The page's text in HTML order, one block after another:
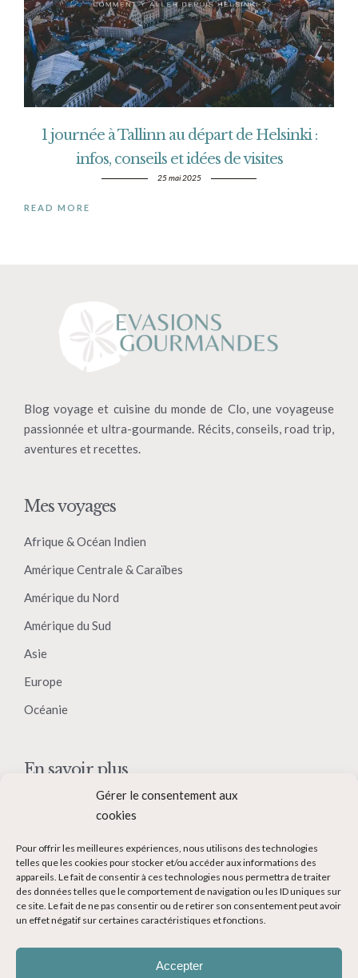
Gérer le consentement aux
cookies
Pour offrir les meilleures expériences, nous utilisons des technologies
telles que les cookies pour stocker et/ou accéder aux informations des
appareils. Le fait de consentir à ces technologies nous permettra de traiter
des données telles que le comportement de navigation ou les ID uniques sur
ce site. Le fait de ne pas consentir ou de retirer son consentement peut avoir
un effet négatif sur certaines caractéristiques et fonctions.
Accepter
1 journée à Tallinn au départ de Helsinki :
infos, conseils et idées de visites
25 mai 2025
READ MORE
Blog voyage et cuisine du monde de Clo, une voyageuse
passionnée et ultra-gourmande. Récits, conseils, road trip,
aventures et recettes.
Mes voyages
Afrique & Océan Indien
Amérique Centrale & Caraïbes
Amérique du Nord
Amérique du Sud
Asie
Europe
Océanie
En savoir plus
Contact
Devenir Blogueur voyage
Ma Bucket List